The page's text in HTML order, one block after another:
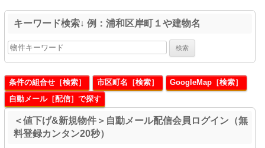
キーワード検索↓ 例：浦和区岸町１や建物名
条件の組合せ［検索］ 市区町名［検索］
GoogleMap［検索］
自動メール［配信］で探す
＜値下げ&新規物件＞自動メール配信会員ログイン（無
料登録カンタン20秒）